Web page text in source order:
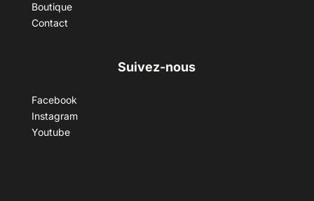
Boutique
Contact
Suivez-nous
Facebook
Instagram
Youtube